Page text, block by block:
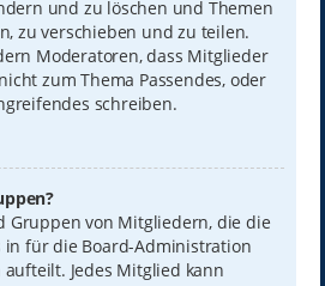
und zu löschen und Themen
zu verschieben und zu teilen.
Moderatoren, dass Mitglieder
zum Thema Passendes, oder
schreiben.
Gruppen von Mitgliedern, die die
in für die Board-Administration
Jedes Mitglied kann